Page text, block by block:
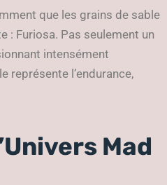
que les grains de sable
: Furiosa. Pas seulement un
intensément
représente l’endurance,
Mad